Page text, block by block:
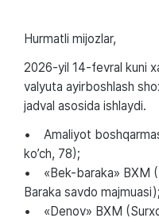
Hurmatli mijozlar,
2026-yil 14-fevral kuni
valyuta ayirboshlash
jadval asosida ishlaydi.
• Amaliyot
ko’ch, 78);
• «Bek-baraka» BXM
Baraka savdo majmuasi);
• «Denov» BXM